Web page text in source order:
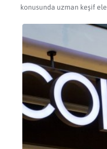
konusunda uzman keşif